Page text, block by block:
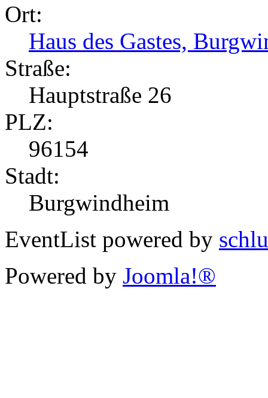
Ort:
Haus des Gastes,
Straße:
Hauptstraße 26
PLZ:
96154
Stadt:
Burgwindheim
EventList powered by
Powered by Joomla!®